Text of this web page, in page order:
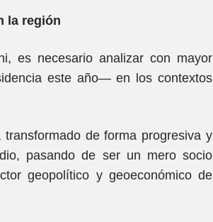
la región
es necesario analizar con mayor
este año— en los contextos
de forma progresiva y
pasando de ser un mero socio
geopolítico y geoeconómico de